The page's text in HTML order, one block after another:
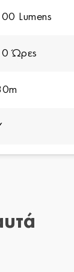
Lumens
Ώρες